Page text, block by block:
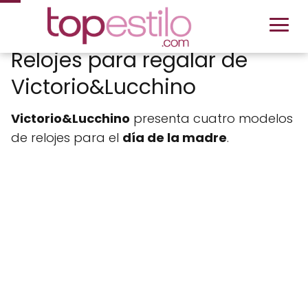
Relojes para regalar de
Victorio&Lucchino
Victorio&Lucchino presenta cuatro modelos
de relojes para el día de la madre.